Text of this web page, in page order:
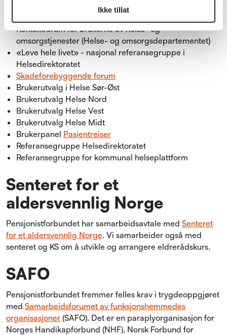
Ikke tillat
helseområdet
Kontaktforum for brukerne av helse- og
omsorgstjenester (Helse- og omsorgsdepartementet)
«Leve hele livet» - nasjonal referansegruppe i
Helsedirektoratet
Skadeforebyggende forum
Brukerutvalg i Helse Sør-Øst
Brukerutvalg Helse Nord
Brukerutvalg Helse Vest
Brukerutvalg Helse Midt
Brukerpanel Pasientreiser
Referansegruppe Helsedirektoratet
Referansegruppe for kommunal helseplattform
Senteret for et
aldersvennlig Norge
Pensjonistforbundet har samarbeidsavtale med Senteret
for et aldersvennlig Norge. Vi samarbeider også med
senteret og KS om å utvikle og arrangere eldrerådskurs.
SAFO
Pensjonistforbundet fremmer felles krav i trygdeoppgjøret
med Samarbeidsforumet av funksjonshemmedes
organisasjoner (SAFO). Det er en paraplyorganisasjon for
Norges Handikapforbund (NHF), Norsk Forbund for